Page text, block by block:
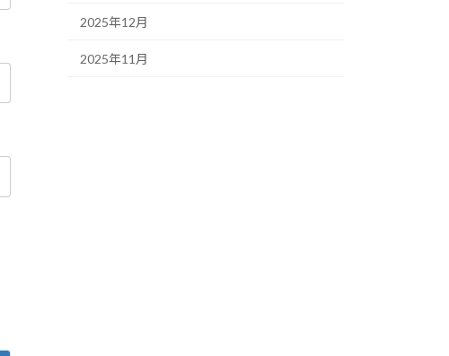
2025年12月
2025年11月